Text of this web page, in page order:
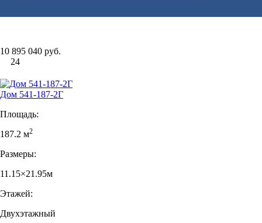
10 895 040 руб.
24
Дом 541-187-2Г
Площадь:
187.2 м2
Размеры:
11.15×21.95м
Этажей:
Двухэтажный